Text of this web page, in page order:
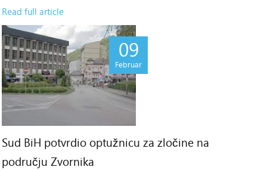
Read full article
09
Februar
Sud BiH potvrdio optužnicu za zločine na
području Zvornika